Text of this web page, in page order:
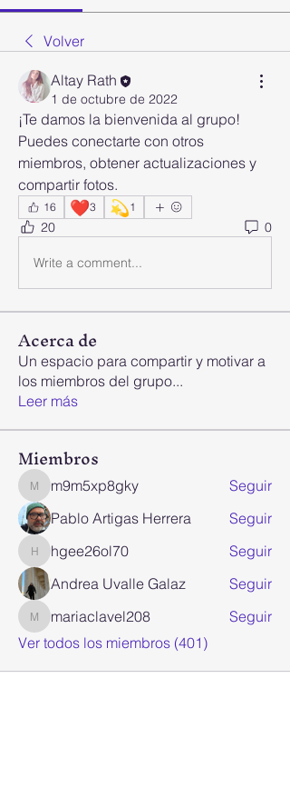
Volver
Altay Rath
1 de octubre de 2022
¡Te damos la bienvenida al grupo!
Puedes conectarte con otros
miembros, obtener actualizaciones y
compartir fotos.
16 ❤️3 💫1
20 0
Write a comment...
Acerca de
Un espacio para compartir y motivar a
los miembros del grupo...
Leer más
Miembros
m9m5xp8gky
m9m5xp8gky
Seguir
Pablo Artigas Herrera
Seguir
hgee26ol70
hgee26ol70
Seguir
Andrea Uvalle Galaz
Seguir
mariaclavel208
mariaclavel208
Seguir
Ver todos los miembros (401)